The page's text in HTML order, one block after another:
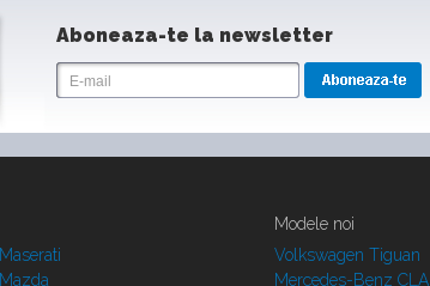
Aboneaza-te la newsletter
Maserati
Mazda
Modele noi
Volkswagen Tiguan
Mercedes-Benz CLA